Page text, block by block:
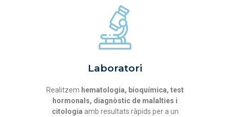
Laboratori
Realitzem hematologia, bioquímica, test
hormonals, diagnòstic de malalties i
citologia amb resultats ràpids per a un